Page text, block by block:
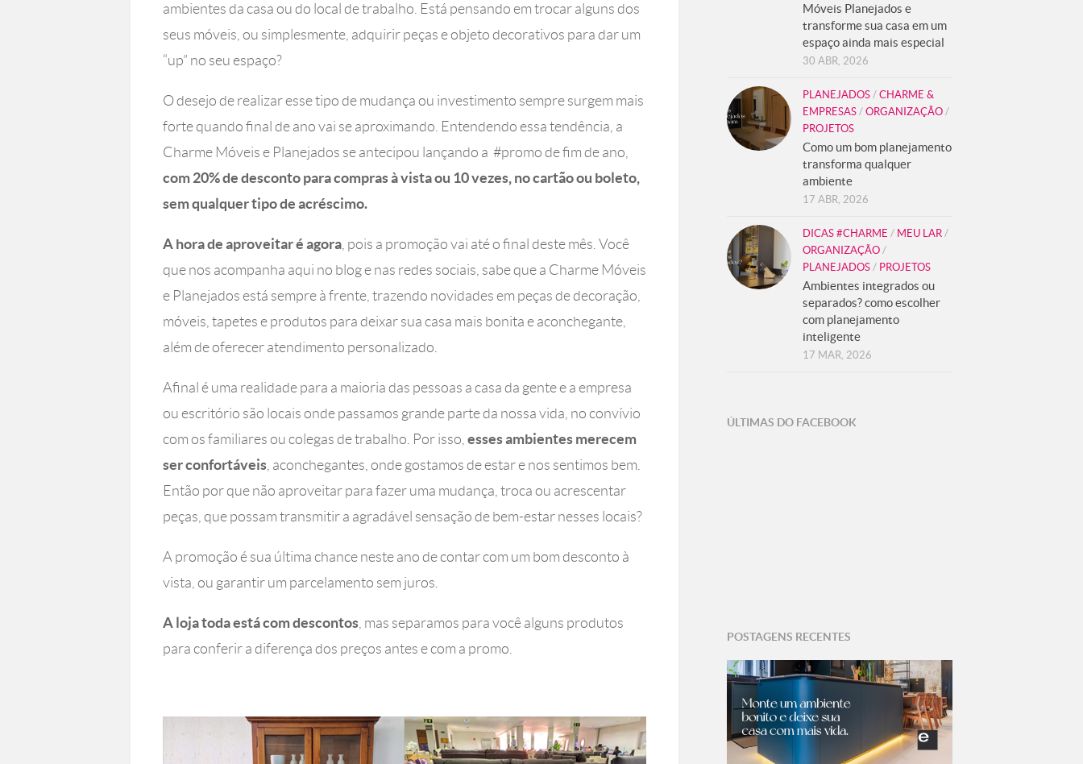
ambientes da casa ou do local de trabalho. Está pensando em trocar alguns dos
seus móveis, ou simplesmente, adquirir peças e objeto decorativos para dar um
“up” no seu espaço?
O desejo de realizar esse tipo de mudança ou investimento sempre surgem mais
forte quando final de ano vai se aproximando. Entendendo essa tendência, a
Charme Móveis e Planejados se antecipou lançando a #promo de fim de ano,
com 20% de desconto para compras à vista ou 10 vezes, no cartão ou boleto,
sem qualquer tipo de acréscimo.
A hora de aproveitar é agora, pois a promoção vai até o final deste mês. Você
que nos acompanha aqui no blog e nas redes sociais, sabe que a Charme Móveis
e Planejados está sempre à frente, trazendo novidades em peças de decoração,
móveis, tapetes e produtos para deixar sua casa mais bonita e aconchegante,
além de oferecer atendimento personalizado.
Afinal é uma realidade para a maioria das pessoas a casa da gente e a empresa
ou escritório são locais onde passamos grande parte da nossa vida, no convívio
com os familiares ou colegas de trabalho. Por isso, esses ambientes merecem
ser confortáveis, aconchegantes, onde gostamos de estar e nos sentimos bem.
Então por que não aproveitar para fazer uma mudança, troca ou acrescentar
peças, que possam transmitir a agradável sensação de bem-estar nesses locais?
A promoção é sua última chance neste ano de contar com um bom desconto à
vista, ou garantir um parcelamento sem juros.
A loja toda está com descontos, mas separamos para você alguns produtos
para conferir a diferença dos preços antes e com a promo.
Móveis Planejados e
transforme sua casa em um
espaço ainda mais especial
30 ABR, 2026
PLANEJADOS / CHARME &
EMPRESAS / ORGANIZAÇÃO /
PROJETOS
Como um bom planejamento
transforma qualquer
ambiente
17 ABR, 2026
DICAS #CHARME / MEU LAR /
ORGANIZAÇÃO /
PLANEJADOS / PROJETOS
Ambientes integrados ou
separados? como escolher
com planejamento
inteligente
17 MAR, 2026
ÚLTIMAS DO FACEBOOK
POSTAGENS RECENTES